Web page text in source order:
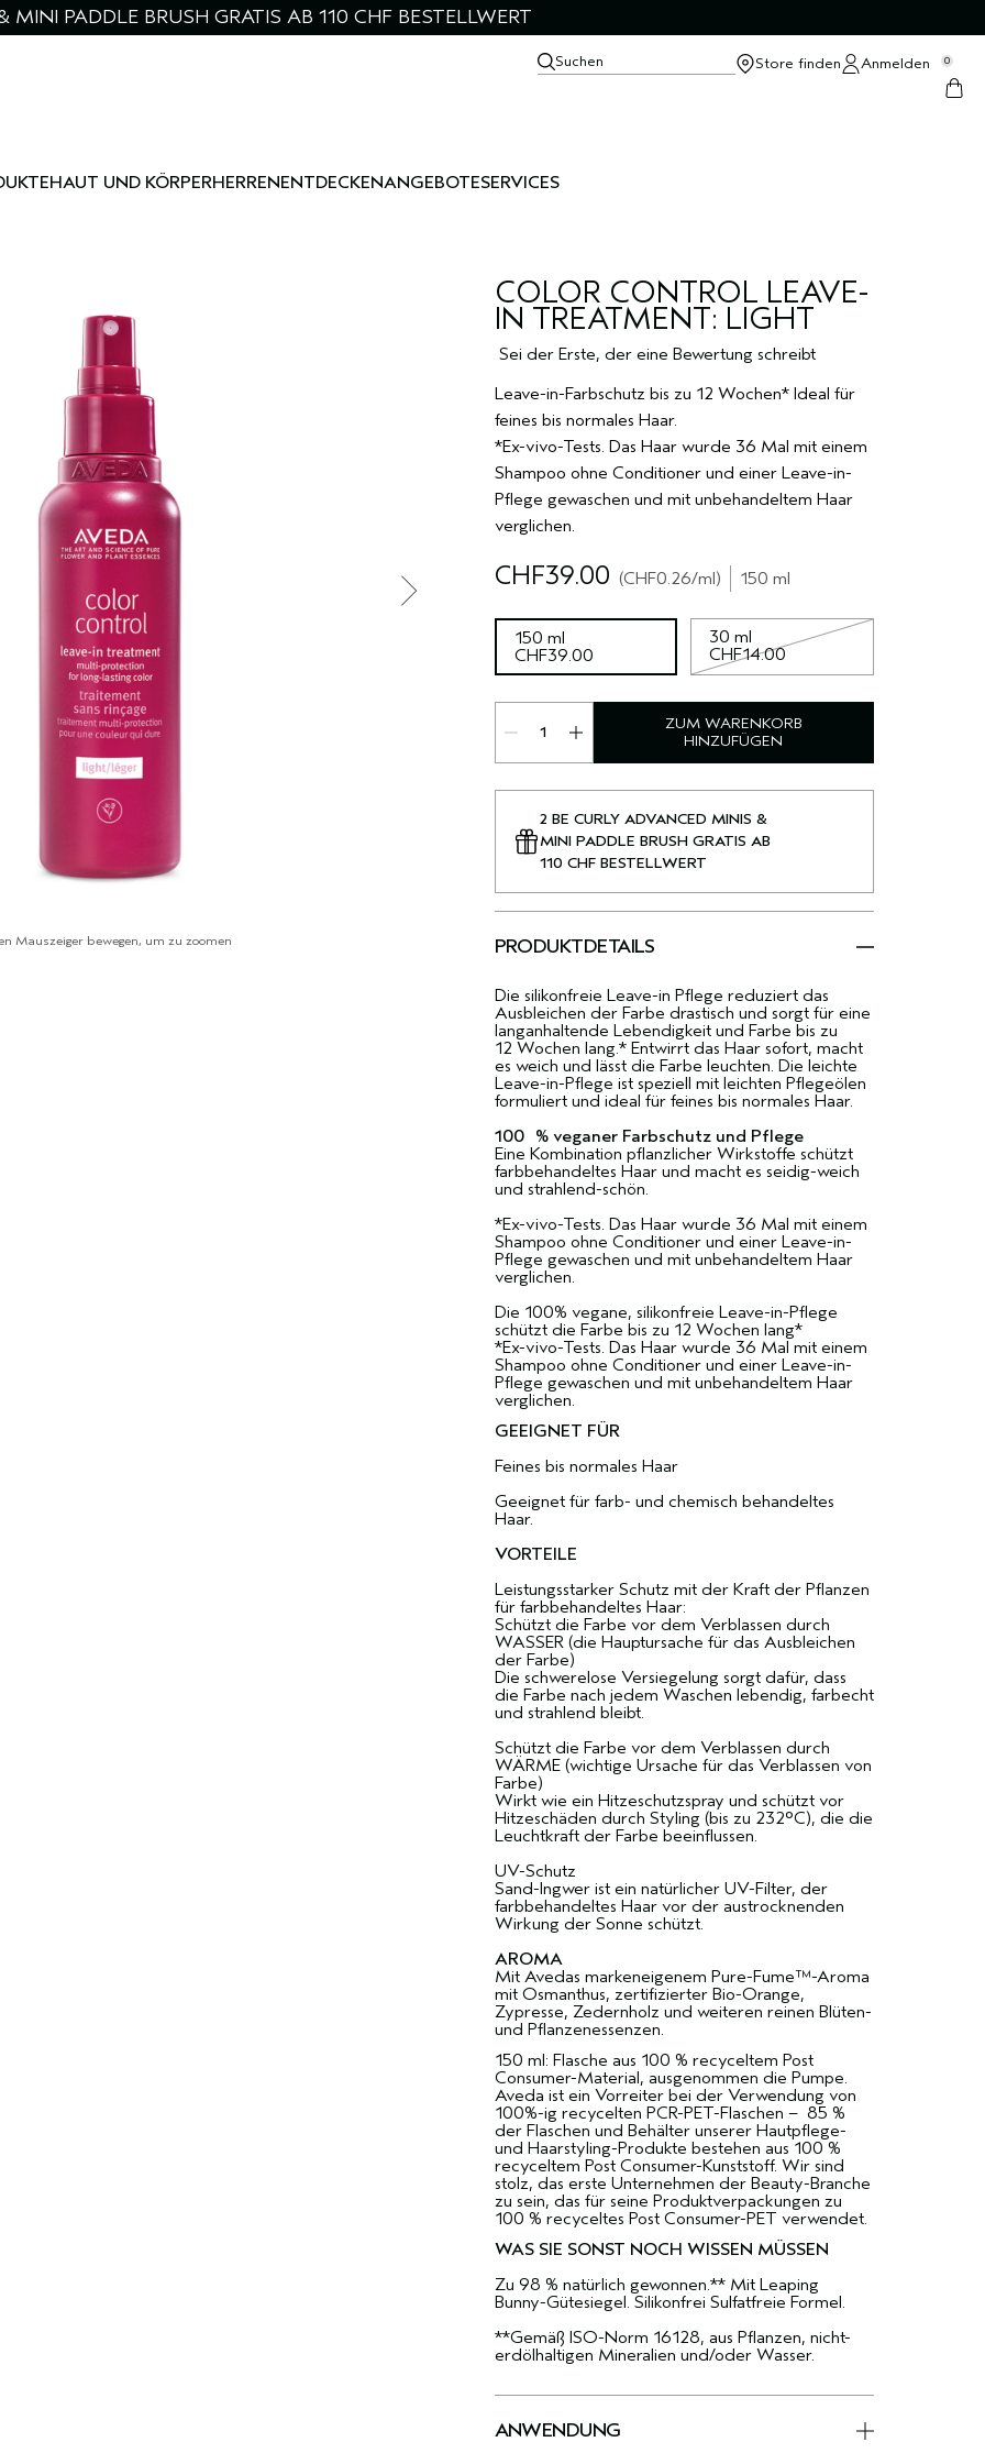
PADDLE BRUSH GRATIS AB 110 CHF BESTELLWERT
Suchen Store finden Anmelden 0
HAUT UND KÖRPERHERRENENTDECKENANGEBOTESERVICES
COLOR CONTROL LEAVE-
IN TREATMENT: LIGHT
Sei der Erste, der eine Bewertung schreibt
Leave-in-Farbschutz bis zu 12 Wochen* Ideal für
feines bis normales Haar.
*Ex-vivo-Tests. Das Haar wurde 36 Mal mit einem
Shampoo ohne Conditioner und einer Leave-in-
Pflege gewaschen und mit unbehandeltem Haar
verglichen.
Mauszeiger bewegen, um zu zoomen
CHF39.00 CHF0.26/ml 150 ml
150 ml
CHF39.00
30 ml
CHF14.00
ZUM WARENKORB
HINZUFÜGEN
2 BE CURLY ADVANCED MINIS &
MINI PADDLE BRUSH GRATIS AB
110 CHF BESTELLWERT
PRODUKTDETAILS
Die silikonfreie Leave-in Pflege reduziert das
Ausbleichen der Farbe drastisch und sorgt für eine
langanhaltende Lebendigkeit und Farbe bis zu
12 Wochen lang.* Entwirrt das Haar sofort, macht
es weich und lässt die Farbe leuchten. Die leichte
Leave-in-Pflege ist speziell mit leichten Pflegeölen
formuliert und ideal für feines bis normales Haar.
100 % veganer Farbschutz und Pflege
Eine Kombination pflanzlicher Wirkstoffe schützt
farbbehandeltes Haar und macht es seidig-weich
und strahlend-schön.
*Ex-vivo-Tests. Das Haar wurde 36 Mal mit einem
Shampoo ohne Conditioner und einer Leave-in-
Pflege gewaschen und mit unbehandeltem Haar
verglichen.
Die 100% vegane, silikonfreie Leave-in-Pflege
schützt die Farbe bis zu 12 Wochen lang*
*Ex-vivo-Tests. Das Haar wurde 36 Mal mit einem
Shampoo ohne Conditioner und einer Leave-in-
Pflege gewaschen und mit unbehandeltem Haar
verglichen.
GEEIGNET FÜR
Feines bis normales Haar
Geeignet für farb- und chemisch behandeltes
Haar.
VORTEILE
Leistungsstarker Schutz mit der Kraft der Pflanzen
für farbbehandeltes Haar:
Schützt die Farbe vor dem Verblassen durch
WASSER (die Hauptursache für das Ausbleichen
der Farbe)
Die schwerelose Versiegelung sorgt dafür, dass
die Farbe nach jedem Waschen lebendig, farbecht
und strahlend bleibt.
Schützt die Farbe vor dem Verblassen durch
WÄRME (wichtige Ursache für das Verblassen von
Farbe)
Wirkt wie ein Hitzeschutzspray und schützt vor
Hitzeschäden durch Styling (bis zu 232°C), die die
Leuchtkraft der Farbe beeinflussen.
UV-Schutz
Sand-Ingwer ist ein natürlicher UV-Filter, der
farbbehandeltes Haar vor der austrocknenden
Wirkung der Sonne schützt.
AROMA
Mit Avedas markeneigenem Pure-Fume™-Aroma
mit Osmanthus, zertifizierter Bio-Orange,
Zypresse, Zedernholz und weiteren reinen Blüten-
und Pflanzenessenzen.
150 ml: Flasche aus 100 % recyceltem Post
Consumer-Material, ausgenommen die Pumpe.
Aveda ist ein Vorreiter bei der Verwendung von
100%-ig recycelten PCR-PET-Flaschen – 85 %
der Flaschen und Behälter unserer Hautpflege-
und Haarstyling-Produkte bestehen aus 100 %
recyceltem Post Consumer-Kunststoff. Wir sind
stolz, das erste Unternehmen der Beauty-Branche
zu sein, das für seine Produktverpackungen zu
100 % recyceltes Post Consumer-PET verwendet.
WAS SIE SONST NOCH WISSEN MÜSSEN
Zu 98 % natürlich gewonnen.** Mit Leaping
Bunny-Gütesiegel. Silikonfrei Sulfatfreie Formel.
**Gemäß ISO-Norm 16128, aus Pflanzen, nicht-
erdölhaltigen Mineralien und/oder Wasser.
ANWENDUNG